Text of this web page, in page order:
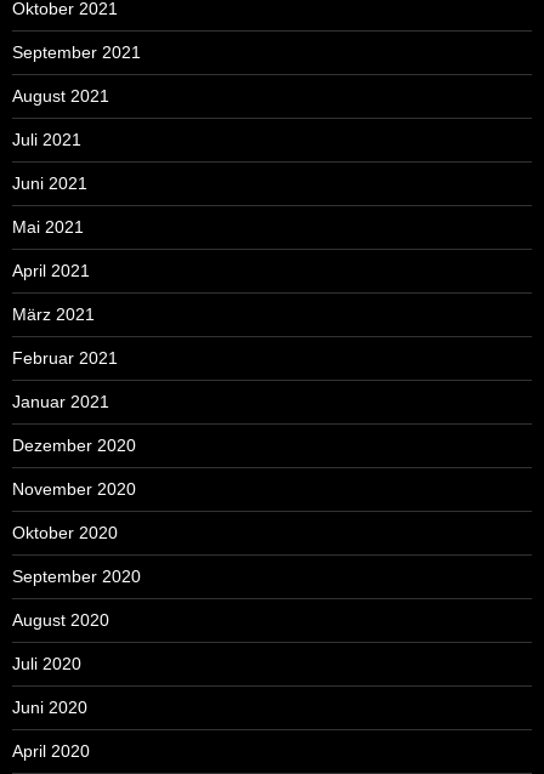
Oktober 2021
September 2021
August 2021
Juli 2021
Juni 2021
Mai 2021
April 2021
März 2021
Februar 2021
Januar 2021
Dezember 2020
November 2020
Oktober 2020
September 2020
August 2020
Juli 2020
Juni 2020
April 2020